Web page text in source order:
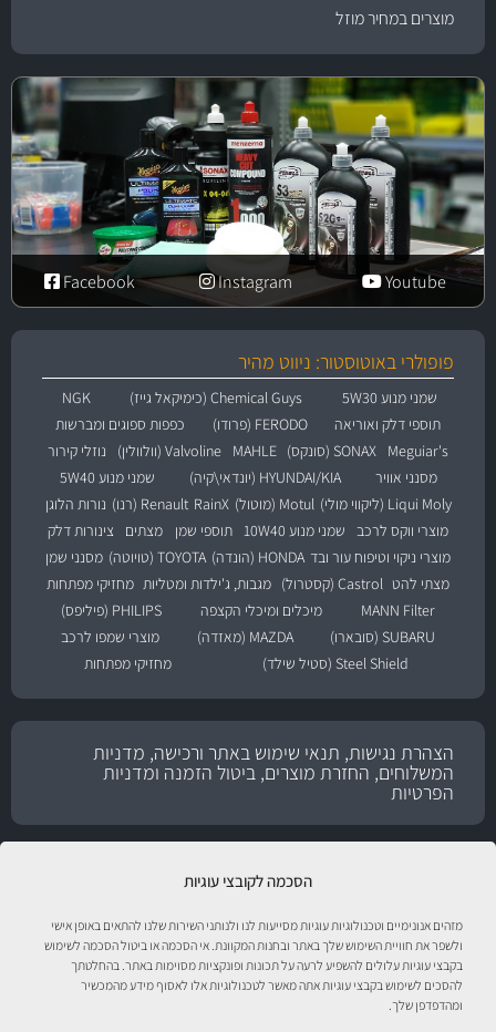
הסכמה לקובצי עוגיות
מזהים אנונימיים וטכנולוגיות עוגיות מסייעות לנו ולנותני השירות שלנו להתאים באופן אישי
ולשפר את חוויית השימוש שלך באתר ובחנות המקוונת. אי הסכמה או ביטול הסכמה לשימוש
בקבצי עוגיות עלולים להשפיע לרעה על תכונות ופונקציות מסוימות באתר. בהחלטתך
להסכים לשימוש בקבצי עוגיות אתה מאשר לטכנולוגיות אלו לאסוף מידע מהמכשיר
ומהדפדפן שלך.
מוצרים במחיר מוזל
Youtube
Instagram
Facebook
פופולרי באוטוסטור: ניווט מהיר
שמני מנוע 5W30 Chemical Guys (כימיקאל גייז)
NGK
תוספי דלק ואוריאה
FERODO (פרודו)
כפפות ספוגים ומברשות
Meguiar's
SONAX (סונקס) MAHLE Valvoline (וולוולין)
נוזלי קירור
מסנני אוויר
HYUNDAI/KIA (יונדאי\קיה)
שמני מנוע 5W40
Liqui Moly (ליקווי מולי)
Motul (מוטול) RainX Renault (רנו)
נורות הלוגן
מוצרי ווקס לרכב
שמני מנוע 10W40 תוספי שמן מצתים
צינורות דלק
מוצרי ניקוי וטיפוח עור ובד HONDA (הונדה) TOYOTA (טויוטה)
מסנני שמן
מצתי להט Castrol (קסטרול) מגבות, ג'ילדות ומטליות מחזיקי מפתחות
MANN Filter
מיכלים ומיכלי הקצפה
PHILIPS (פיליפס)
SUBARU (סובארו)
MAZDA (מאזדה)
מוצרי שמפו לרכב
Steel Shield (סטיל שילד)
מחזיקי מפתחות
הצהרת נגישות, תנאי שימוש באתר ורכישה, מדניות
המשלוחים, החזרת מוצרים, ביטול הזמנה ומדניות
הפרטיות